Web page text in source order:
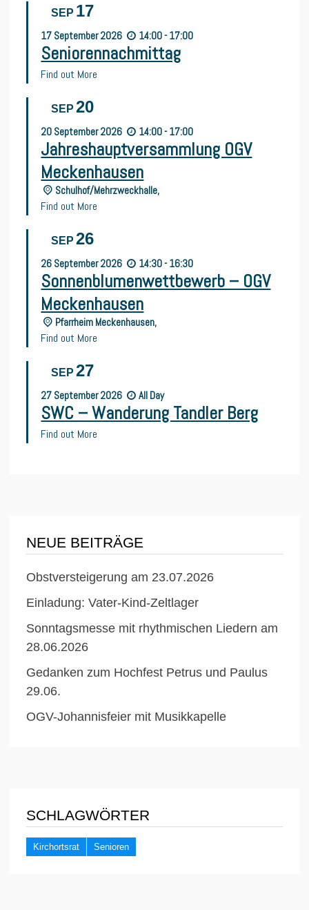
SEP 17
17 September2026 14:00 - 17:00
Seniorennachmittag
Find out More
SEP 20
20 September2026 14:00 - 17:00
Jahreshauptversammlung OGV
Meckenhausen
Schulhof/Mehrzweckhalle,
Find out More
SEP 26
26 September2026 14:30 - 16:30
Sonnenblumenwettbewerb – OGV
Meckenhausen
Pfarrheim Meckenhausen,
Find out More
SEP 27
27 September2026 All Day
SWC – Wanderung Tandler Berg
Find out More
NEUE BEITRÄGE
Obstversteigerung am 23.07.2026
Einladung: Vater-Kind-Zeltlager
Sonntagsmesse mit rhythmischen Liedern am
28.06.2026
Gedanken zum Hochfest Petrus und Paulus
29.06.
OGV-Johannisfeier mit Musikkapelle
SCHLAGWÖRTER
Kirchortsrat Senioren